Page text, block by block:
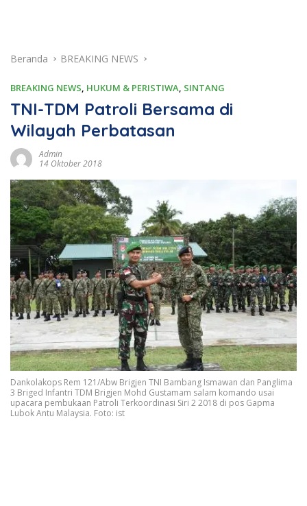
Beranda BREAKING NEWS
BREAKING NEWS, HUKUM & PERISTIWA, SINTANG
TNI-TDM Patroli Bersama di
Wilayah Perbatasan
Admin
14 Oktober 2018
Dankolakops Rem 121/Abw Brigjen TNI Bambang Ismawan dan Panglima
3 Briged Infantri TDM Brigjen Mohd Gustamam salam komando usai
upacara pembukaan Patroli Terkoordinasi Siri 2 2018 di pos Gapma
Lubok Antu Malaysia. Foto: ist